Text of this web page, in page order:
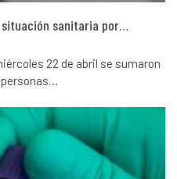
situación sanitaria por…
22 de abril se sumaron
personas…